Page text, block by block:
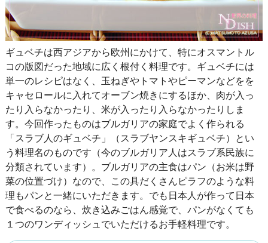
ギュベチは西アジアから欧州にかけて、特にオスマントル
コの版図だった地域に広く根付く料理です。ギュベチには
単一のレシピはなく、玉ねぎやトマトやピーマンなどをを
キャセロールに入れてオーブン焼きにするほか、肉が入っ
たり入らなかったり、米が入ったり入らなかったりしま
す。今回作ったものはブルガリアの家庭でよく作られる
「スラブ人のギュベチ」（スラブヤンスキギュベチ）とい
う料理名のものです（今のブルガリア人はスラブ系民族に
分類されています）。ブルガリアの主食はパン（お米は野
菜の位置づけ）なので、この具だくさんピラフのような料
理もパンと一緒にいただきます。でも日本人が作って日本
で食べるのなら、炊き込みごはん感覚で、パンがなくても
１つのワンディッシュでいただけるお手軽料理です。